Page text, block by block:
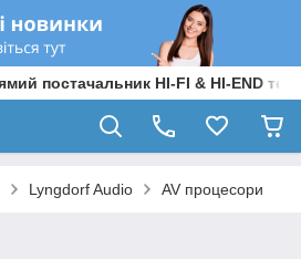
постачальник HI-FI & HI-END
Lyngdorf Audio AV процесори